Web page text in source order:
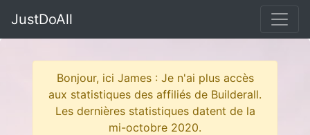
JustDoAll
Bonjour, ici James : Je n'ai plus accès
aux statistiques des affiliés de Builderall.
Les dernières statistiques datent de la
mi-octobre 2020.